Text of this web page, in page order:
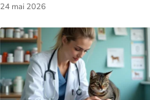
24 mai 2026